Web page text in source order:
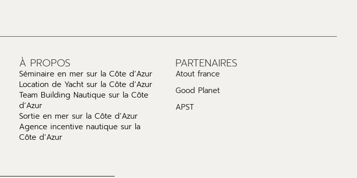
À PROPOS
Séminaire en mer sur la Côte d’Azur
Location de Yacht sur la Côte d’Azur
Team Building Nautique sur la Côte
d’Azur
Sortie en mer sur la Côte d’Azur
Agence incentive nautique sur la
Côte d’Azur
PARTENAIRES
Atout france
Good Planet
APST